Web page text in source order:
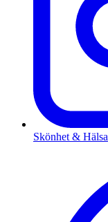
Skönhet & Hälsa